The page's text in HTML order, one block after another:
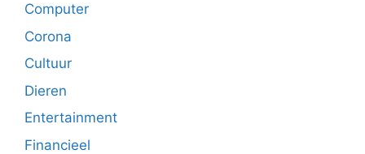
Computer
Corona
Cultuur
Dieren
Entertainment
Financieel